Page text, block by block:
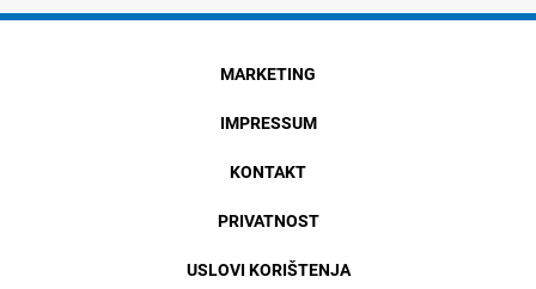
MARKETING
IMPRESSUM
KONTAKT
PRIVATNOST
USLOVI KORIŠTENJA